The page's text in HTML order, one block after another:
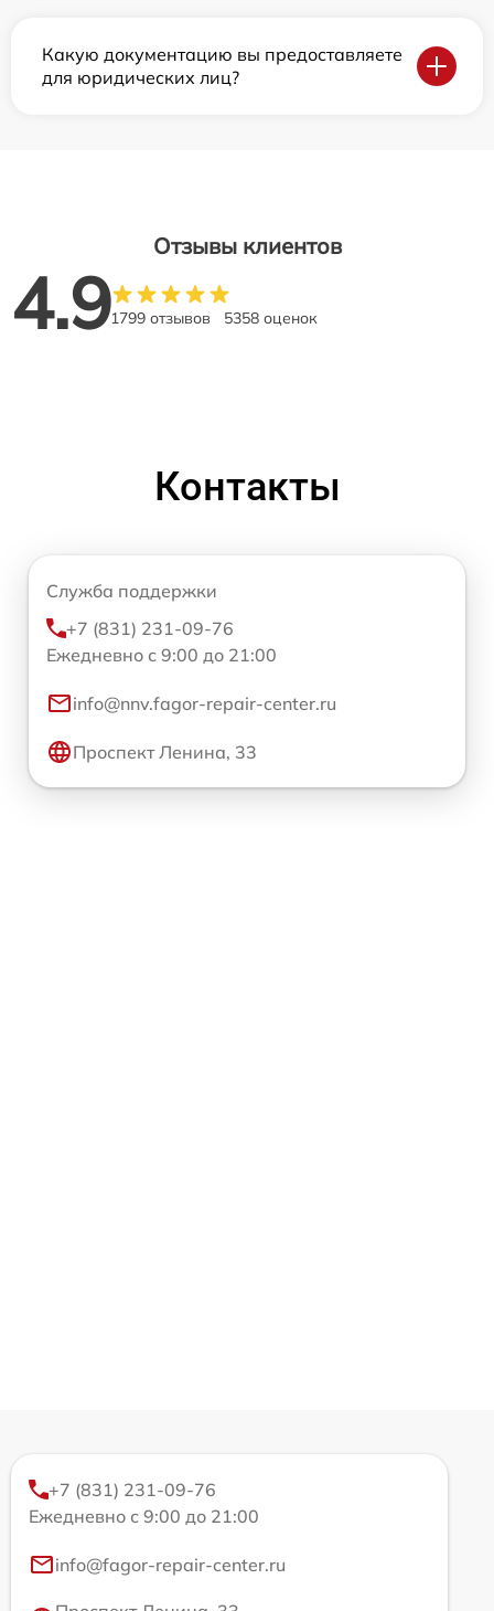
Какую документацию вы предоставляете
для юридических лиц?
Отзывы клиентов
4.91799 отзывов 5358 оценок
Контакты
Служба поддержки
+7 (831) 231-09-76
Ежедневно с 9:00 до 21:00
info@nnv.fagor-repair-center.ru
Проспект Ленина, 33
+7 (831) 231-09-76
Ежедневно с 9:00 до 21:00
info@fagor-repair-center.ru